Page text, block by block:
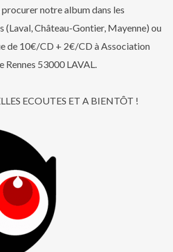
notre album dans les
(Laval, Château-Gontier, Mayenne) ou
de 10€/CD + 2€/CD à Association
Rennes 53000 LAVAL.
ECOUTES ET A BIENTÔT !